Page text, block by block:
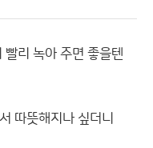
빨리 녹아 주면 좋을텐
따뜻해지나 싶더니